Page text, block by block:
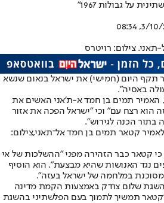
על גבולות 1967"
3/10/
צילום: רויטרס
תקף היום (חמישי) את ישראל בנאום שנשא
באסיה".
האמיר תמים בן חמד א-ת'אני האשים את
הוא רצח עם" וכי "ישראל הפכה את אזור
בתור הכנה לגירוש".
קטאר תמים בן חמד אל־תאני,צילום:
כי קטאר כבר הזהירה מפני "ההשלכות של אי
נגד האנושות שהיא מבצעת". הוא הוסיף
מסוכנת במלחמה של ישראל בעזה".
השגת שלום צודק באמצעות הקמת מדינה
על גבולות 1967" ו"קטאר תמשיך לתמוך בעם הפלשתיני בהשגת